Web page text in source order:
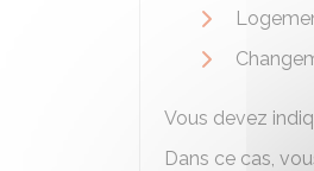
Vous devez
Dans ce cas,